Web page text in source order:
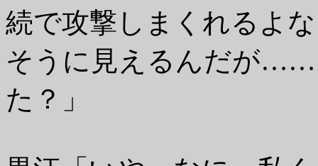
続で攻撃しまくれるよ
そうに見えるんだが
た？」